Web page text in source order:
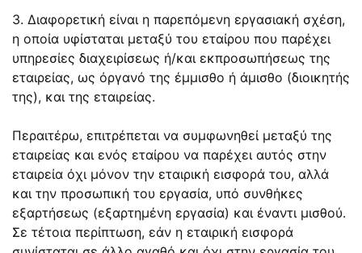
3. Διαφορετική είναι η παρεπόμενη εργασιακή σχέση,
η οποία υφίσταται μεταξύ του εταίρου που παρέχει
υπηρεσίες διαχειρίσεως ή/και εκπροσωπήσεως της
εταιρείας, ως όργανό της έμμισθο ή άμισθο (διοικητής
της), και της εταιρείας.
Περαιτέρω, επιτρέπεται να συμφωνηθεί μεταξύ της
εταιρείας και ενός εταίρου να παρέχει αυτός στην
εταιρεία όχι μόνον την εταιρική εισφορά του, αλλά
και την προσωπική του εργασία, υπό συνθήκες
εξαρτήσεως (εξαρτημένη εργασία) και έναντι μισθού.
Σε τέτοια περίπτωση, εάν η εταιρική εισφορά